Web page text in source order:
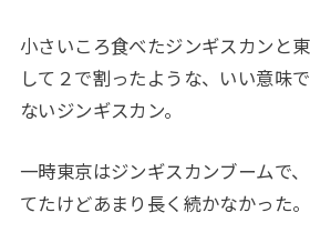
小さいころ食べたジンギスカンと
して２で割ったような、いい意味
ないジンギスカン。
一時東京はジンギスカンブームで
てたけどあまり長く続かなかった。